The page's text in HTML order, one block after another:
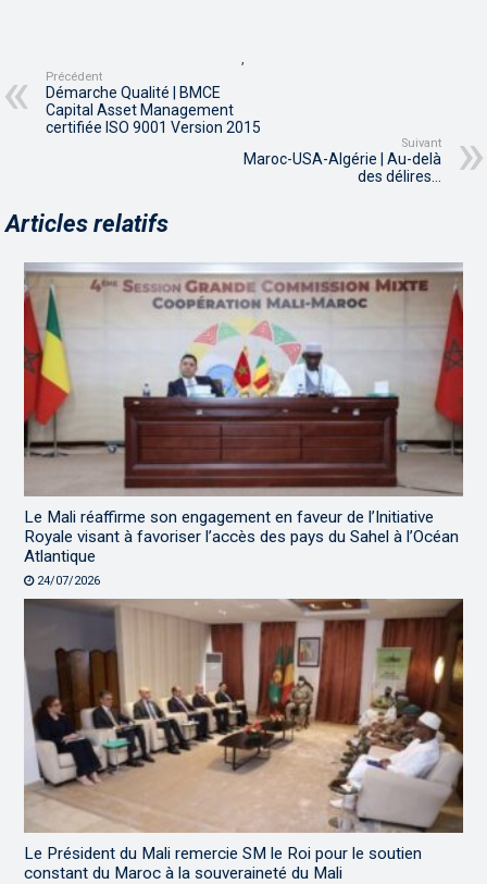
,
Précédent
Démarche Qualité | BMCE
Capital Asset Management
certifiée ISO 9001 Version 2015
Suivant
Maroc-USA-Algérie | Au-delà
des délires…
Articles relatifs
Le Mali réaffirme son engagement en faveur de l’Initiative
Royale visant à favoriser l’accès des pays du Sahel à l’Océan
Atlantique
24/07/2026
Le Président du Mali remercie SM le Roi pour le soutien
constant du Maroc à la souveraineté du Mali